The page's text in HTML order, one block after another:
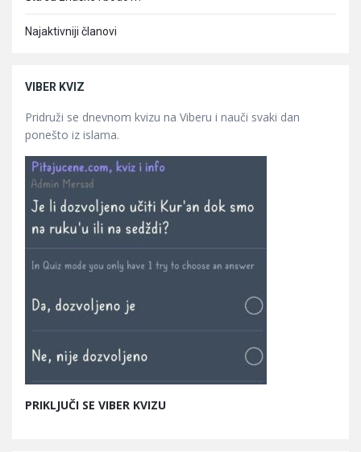
Najaktivniji članovi
VIBER KVIZ
Pridruži se dnevnom kvizu na Viberu i nauči svaki dan
ponešto iz islama.
PRIKLJUČI SE VIBER KVIZU